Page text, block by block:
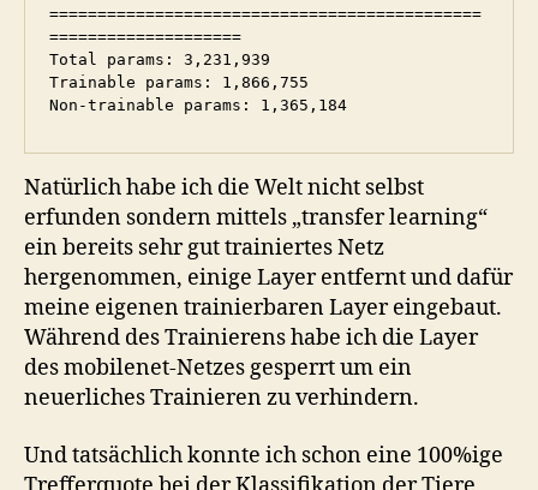
Natürlich habe ich die Welt nicht selbst
erfunden sondern mittels „transfer learning“
ein bereits sehr gut trainiertes Netz
hergenommen, einige Layer entfernt und dafür
meine eigenen trainierbaren Layer eingebaut.
Während des Trainierens habe ich die Layer
des mobilenet-Netzes gesperrt um ein
neuerliches Trainieren zu verhindern.
Und tatsächlich konnte ich schon eine 100%ige